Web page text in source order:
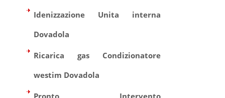
Idenizzazione Unita interna
Dovadola
Ricarica gas Condizionatore
westim Dovadola
Pronto Intervento